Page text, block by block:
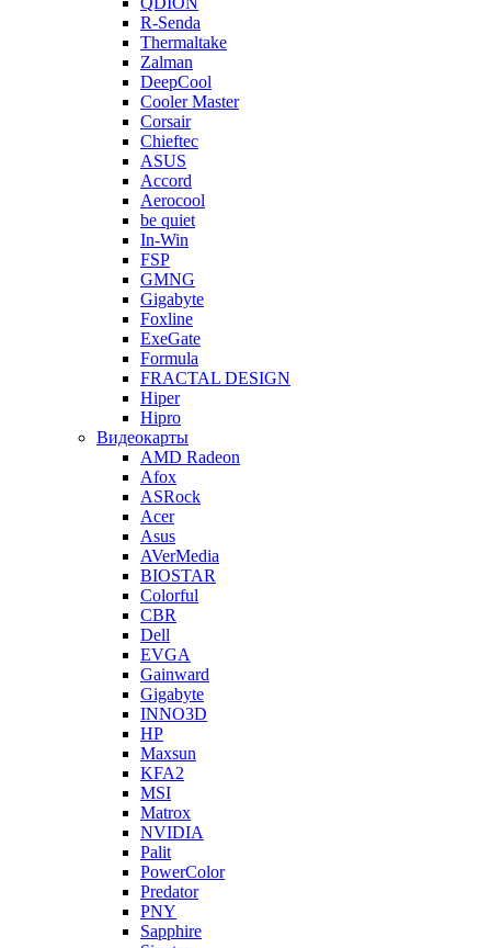
R-Senda
Thermaltake
Zalman
DeepCool
Cooler Master
Corsair
Chieftec
ASUS
Accord
Aerocool
be quiet
In-Win
FSP
GMNG
Gigabyte
Foxline
ExeGate
Formula
FRACTAL DESIGN
Hiper
Hipro
Видеокарты
AMD Radeon
Afox
ASRock
Acer
Asus
AVerMedia
BIOSTAR
Colorful
CBR
Dell
EVGA
Gainward
Gigabyte
INNO3D
HP
Maxsun
KFA2
MSI
Matrox
NVIDIA
Palit
PowerColor
Predator
PNY
Sapphire